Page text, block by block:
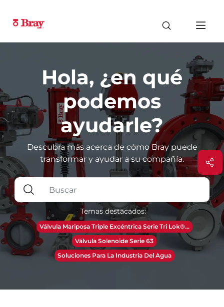
Hola, ¿en qué
podemos
ayudarle?
Descubra más acerca de cómo Bray puede
transformar y ayudar a su compañía.
Temas destacados:
Válvula Mariposa Triple Excéntrica Serie Tri Lok®​​​​​​​...
Válvula Solenoide Serie 63
Soluciones Para La Industria Del Agua